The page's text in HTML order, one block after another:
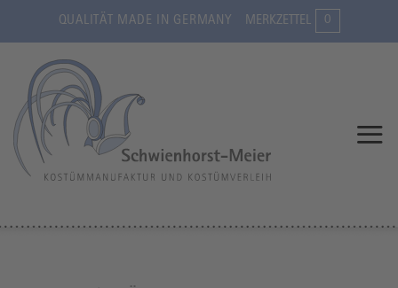
Inhalt
springen
QUALITÄT MADE IN GERMANY MERKZETTEL 0